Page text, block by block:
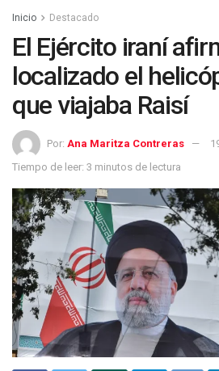
Inicio Destacado
El Ejército iraní
localizado el
que viajaba Raisí
Por: Ana Maritza Contreras
Tiempo de leer: 3 minutos de lectura